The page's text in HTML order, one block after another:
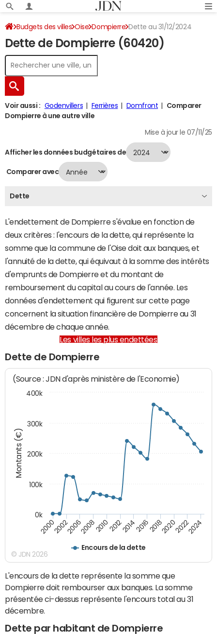
Budgets des villes Oise Dompierre Dette au 31/12/2024
Dette de Dompierre (60420)
Voir aussi : Godenvillers Ferrières Domfront
Comparer
Dompierre à une autre ville
Mise à jour le 07/11/25
Afficher les données budgétaires de
Comparer avec
Dette
L'endettement de Dompierre s'évalue en fonction de
deux critères : l'encours de la dette, qui représente la
somme que la commune de l'Oise doit aux banques, et
l'annuité de la dette, qui équivaut à la somme des intérêts
d'emprunts de Dompierre et du montant de
remboursement du capital au cours de l'année. Les
données d'endettement qui figurent sur cette page
concernent la situation financière de Dompierre au 31
décembre de chaque année.
Les villes les plus endettées
Dette de Dompierre
Montants (€)
(Source : JDN d'après ministère de l'Economie)
Encours de la dette
200020022006200820102012201420162018202020222024
0k
100k
200k
300k
400k
© JDN 2026
L'encours de la dette représente la somme que
Dompierre doit rembourser aux banques. La somme
présentée ci-dessus représente l'encours total au 31
décembre.
Dette par habitant de Dompierre